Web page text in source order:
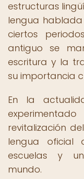
estructuras
lengua
ciertos
antiguo se
escritura y la
su importancia
En la
revitalización
lengua oficial
escuelas y
mundo.